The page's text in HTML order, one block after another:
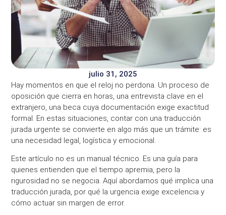
julio 31, 2025
Hay momentos en que el reloj no perdona. Un proceso de
oposición que cierra en horas, una entrevista clave en el
extranjero, una beca cuya documentación exige exactitud
formal. En estas situaciones, contar con una traducción
jurada urgente se convierte en algo más que un trámite: es
una necesidad legal, logística y emocional.
Este artículo no es un manual técnico. Es una guía para
quienes entienden que el tiempo apremia, pero la
rigurosidad no se negocia. Aquí abordamos qué implica una
traducción jurada, por qué la urgencia exige excelencia y
cómo actuar sin margen de error.